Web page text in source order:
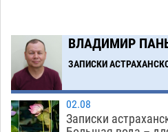
14:44
Астраханские кутилы
на полицейские
ВЛАДИМИР
ЗАПИСКИ
02.08
Записки